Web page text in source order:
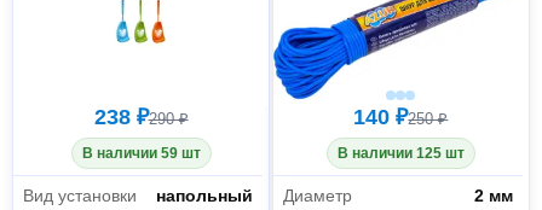
238 ₽290 ₽
В наличии 59 шт
Вид установки
напольный
140 ₽250 ₽
В наличии 125 шт
Диаметр
2 мм